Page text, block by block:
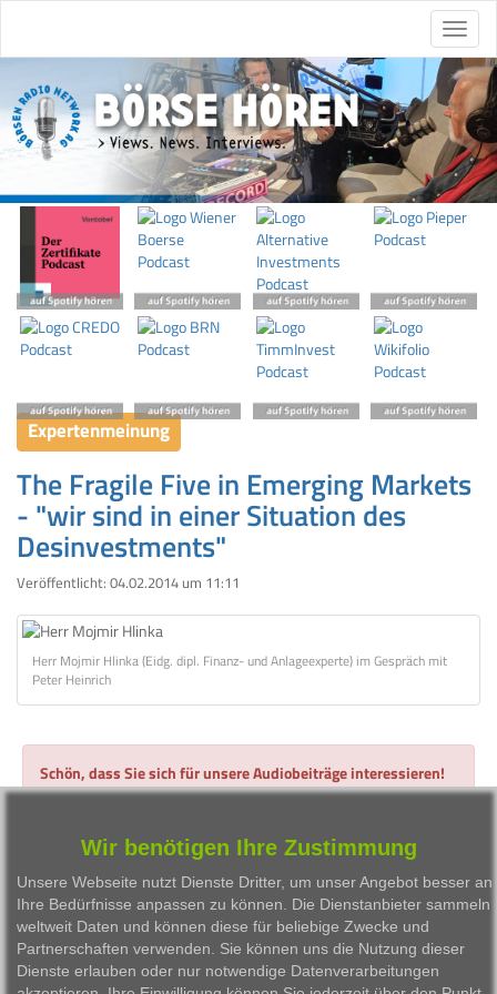
Expertenmeinung
The Fragile Five in Emerging Markets
- "wir sind in einer Situation des
Desinvestments"
Veröffentlicht: 04.02.2014 um 11:11
Herr Mojmir Hlinka (Eidg. dipl. Finanz- und Anlageexperte) im Gespräch mit
Peter Heinrich
Schön, dass Sie sich für unsere Audiobeiträge interessieren!
Für angemeldete Nutzer sind unsere Interviews unbegrenzt
Alles, was Sie dazu benötigen, ist eine gültige E-Mail-Adresse
und 2 Minuten Zeit.
Hier gehts zur Anmeldung... Hier einloggen
Wir benötigen Ihre Zustimmung
Unsere Webseite nutzt Dienste Dritter, um unser Angebot besser an
Ihre Bedürfnisse anpassen zu können. Die Dienstanbieter sammeln
weltweit Daten und können diese für beliebige Zwecke und
Partnerschaften verwenden. Sie können uns die Nutzung dieser
Dienste erlauben oder nur notwendige Datenverarbeitungen